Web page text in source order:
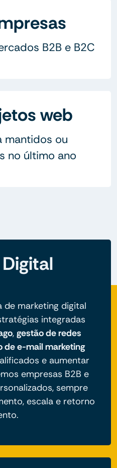
B2B e B2C
web
mantidos ou
no último ano
de marketing digital
integradas
, gestão de redes
de e-mail marketing
e aumentar
empresas B2B e
sempre
escala e retorno